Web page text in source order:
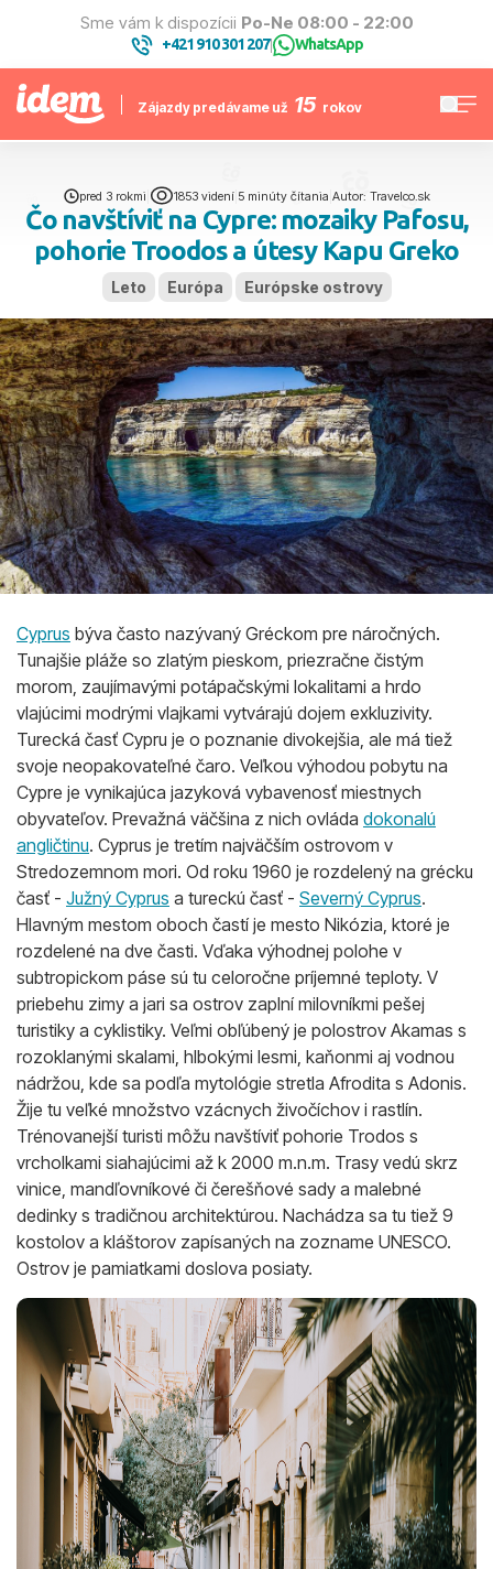
Sme vám k dispozícii Po-Ne 08:00 - 22:00
+421 910 301 207| WhatsApp
Zájazdy predávame už 15 rokov
pred 3 rokmi 1853 videní| 5 minúty čítania Autor: Travelco.sk
Čo navštíviť na Cypre: mozaiky Pafosu,
pohorie Troodos a útesy Kapu Greko
Leto Európa Európske ostrovy
Cyprus býva často nazývaný Gréckom pre náročných.
Tunajšie pláže so zlatým pieskom, priezračne čistým
morom, zaujímavými potápačskými lokalitami a hrdo
vlajúcimi modrými vlajkami vytvárajú dojem exkluzivity.
Turecká časť Cypru je o poznanie divokejšia, ale má tiež
svoje neopakovateľné čaro. Veľkou výhodou pobytu na
Cypre je vynikajúca jazyková vybavenosť miestnych
obyvateľov. Prevažná väčšina z nich ovláda dokonalú
angličtinu. Cyprus je tretím najväčším ostrovom v
Stredozemnom mori. Od roku 1960 je rozdelený na grécku
časť - Južný Cyprus a tureckú časť - Severný Cyprus.
Hlavným mestom oboch častí je mesto Nikózia, ktoré je
rozdelené na dve časti. Vďaka výhodnej polohe v
subtropickom páse sú tu celoročne príjemné teploty. V
priebehu zimy a jari sa ostrov zaplní milovníkmi pešej
turistiky a cyklistiky. Veľmi obľúbený je polostrov Akamas s
rozoklanými skalami, hlbokými lesmi, kaňonmi aj vodnou
nádržou, kde sa podľa mytológie stretla Afrodita s Adonis.
Žije tu veľké množstvo vzácnych živočíchov i rastlín.
Trénovanejší turisti môžu navštíviť pohorie Trodos s
vrcholkami siahajúcimi až k 2000 m.n.m. Trasy vedú skrz
vinice, mandľovníkové či čerešňové sady a malebné
dedinky s tradičnou architektúrou. Nachádza sa tu tiež 9
kostolov a kláštorov zapísaných na zozname UNESCO.
Ostrov je pamiatkami doslova posiaty.